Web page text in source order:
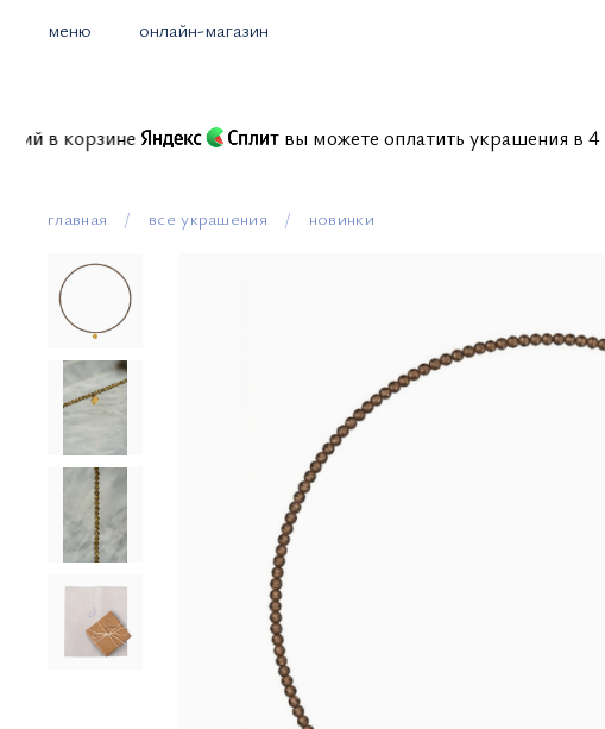
меню онлайн-магазин
в корзине вы можете оплатить украшения
главная все украшения новинки